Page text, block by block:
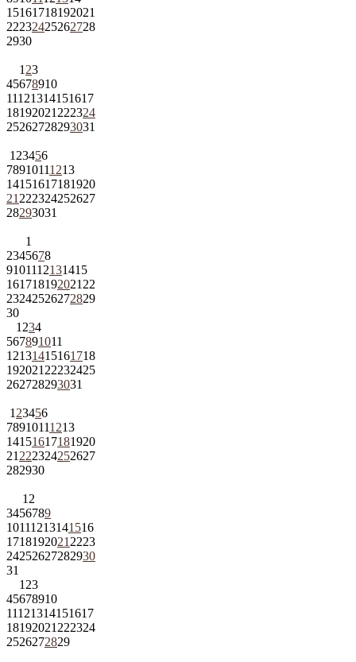
15161718192021
22232425262728
2930
1 23
45678910
11121314151617
18192021 222324
25262728293031
1 23456
78910111213
14151617181920
21 222324252627
28293031
1
2345678
9101112131415
161718192021 22
23242526272829
30
1 234
567891011
12131415161718
192021 22232425
262728293031
1 23456
78910111213
14151617181920
21 222324252627
282930
1 2
3456789
10111213141516
1718192021 2223
24252627282930
31
1 23
45678910
11121314151617
18192021 222324
2526272829